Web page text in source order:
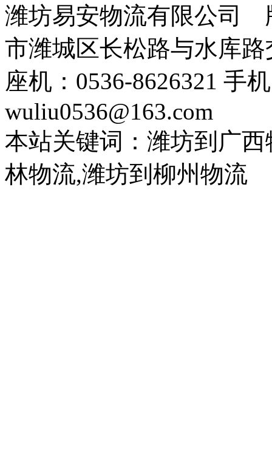
潍坊易安物流有限公
市潍城区长松路与水库
座机：0536-8626321 手
wuliu0536@163.com
本站关键词：潍坊到广
林物流,潍坊到柳州物流